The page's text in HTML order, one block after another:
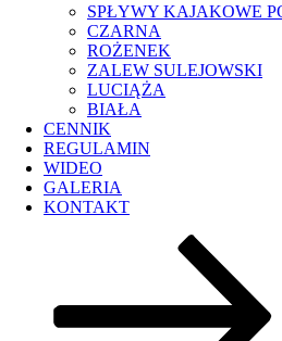
SPŁYWY KAJAKOWE
CZARNA
ROŻENEK
ZALEW SULEJOWSKI
LUCIĄŻA
BIAŁA
CENNIK
REGULAMIN
WIDEO
GALERIA
KONTAKT